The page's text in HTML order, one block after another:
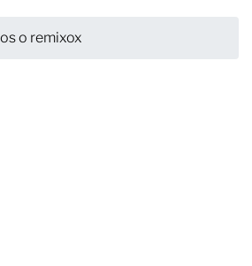
o remixox